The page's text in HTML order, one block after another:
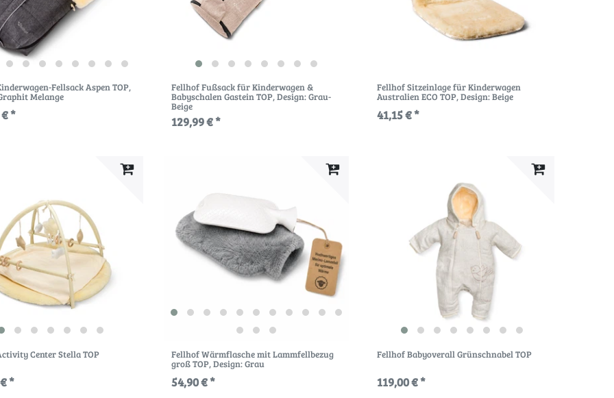
Fellsack Aspen TOP,
Melange
*
Fellhof Fußsack für Kinderwagen &
Babyschalen Gastein TOP, Design: Grau-
Beige
129,99 € *
Fellhof Sitzeinlage für Kinderwagen
Australien ECO TOP, Design: Beige
41,15 € *
Center Stella TOP
*
Fellhof Wärmflasche mit Lammfellbezug
groß TOP, Design: Grau
54,90 € *
Fellhof Babyoverall Grünschnabel TOP
119,00 € *